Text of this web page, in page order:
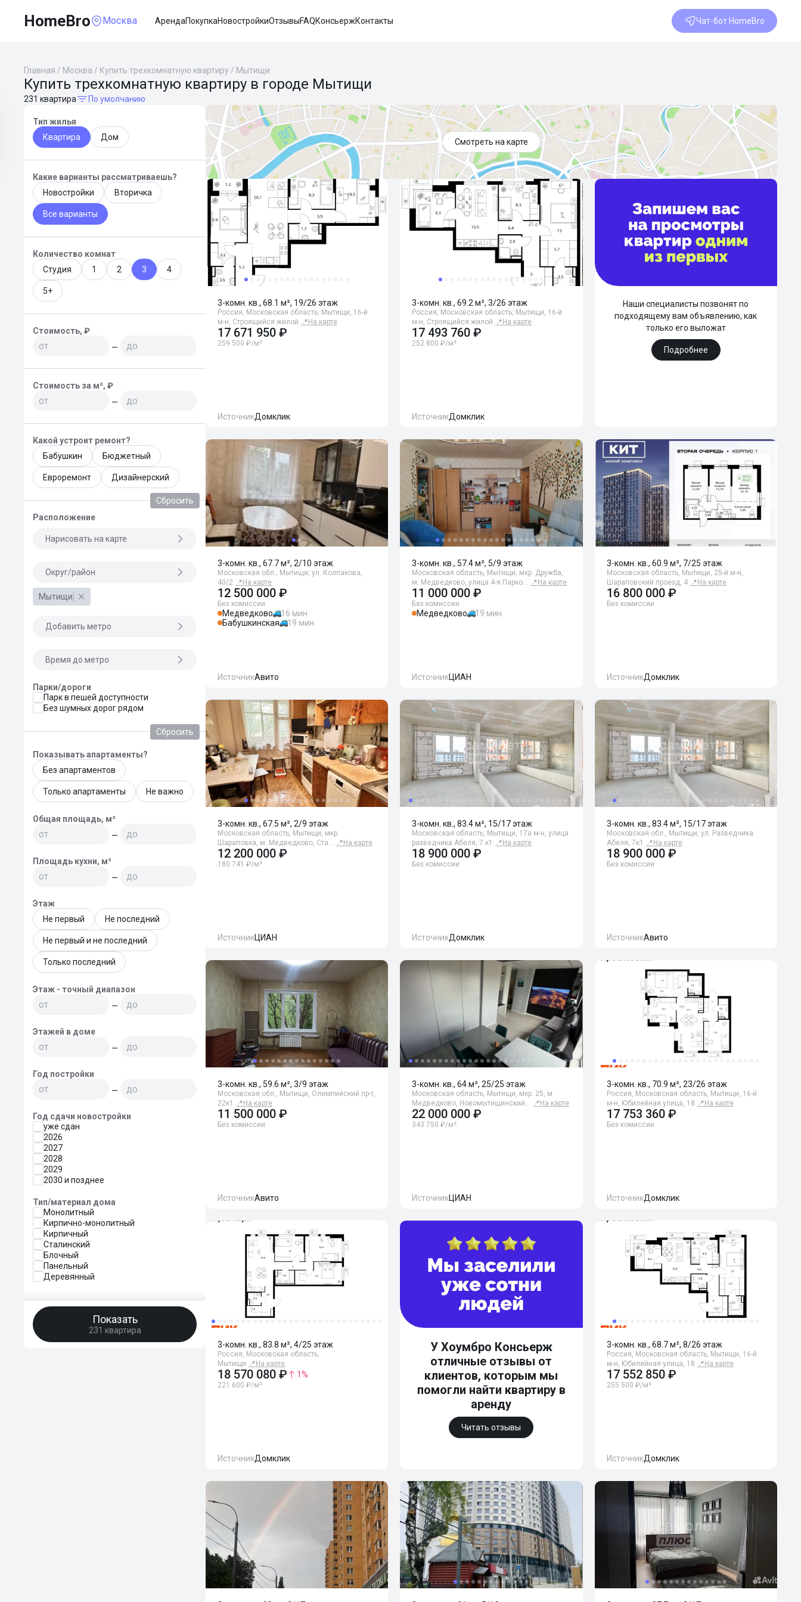
HomeBro Москва АрендаПокупкаНовостройкиОтзывыFAQКонсьержКонтакты Чат-бот HomeBro
Главная / Москва / Купить трехкомнатную квартиру / Мытищи
Купить трехкомнатную квартиру в городе Мытищи
231 квартира По умолчанию
Тип жилья
Квартира
Дом
Какие варианты рассматриваешь?
Новостройки
Вторичка
Все варианты
Количество комнат
Студия
1 2 3 4
5+
Стоимость, ₽
—
Стоимость за м², ₽
—
Какой устроит ремонт?
Бабушкин
Бюджетный
Евроремонт Дизайнерский
Сбросить
Расположение
Нарисовать на карте
Округ/район
Мытищи
Добавить метро
Время до метро
Парки/дороги
Парк в пешей доступности
Без шумных дорог рядом
Сбросить
Показывать апартаменты?
Без апартаментов
Только апартаменты Не важно
Общая площадь, м²
—
Площадь кухни, м²
—
Этаж
Не первый
Не последний
Не первый и не последний
Только последний
Этаж - точный диапазон
—
Этажей в доме
—
Год постройки
—
Год сдачи новостройки
уже сдан
2026
2027
2028
2029
2030 и позднее
Тип/материал дома
Монолитный
Кирпично-монолитный
Кирпичный
Сталинский
Блочный
Панельный
Деревянный
Показать
231 квартира
Смотреть на карте
3-комн. кв., 68.1 м², 19/26 этаж
Россия, Московская область, Мытищи, 16-й
м-н, Строящийся жилой 📍 На карте
17 671 950 ₽
259 500 ₽/м²
ИсточникДомклик
3-комн. кв., 69.2 м², 3/26 этаж
Россия, Московская область, Мытищи, 16-й
м-н, Строящийся жилой 📍 На карте
17 493 760 ₽
252 800 ₽/м²
ИсточникДомклик
Наши специалисты позвонят по
подходящему вам объявлению, как
только его выложат
Подробнее
3-комн. кв., 67.7 м², 2/10 этаж
Московская обл., Мытищи, ул. Колпакова,
40/2 📍 На карте
12 500 000 ₽
Без комиссии
Медведково
16 мин
Бабушкинская
19 мин
ИсточникАвито
3-комн. кв., 57.4 м², 5/9 этаж
Московская область, Мытищи, мкр. Дружба,
м. Медведково, улица 4-я Парко… 📍 На карте
11 000 000 ₽
Без комиссии
Медведково 19 мин
ИсточникЦИАН
3-комн. кв., 60.9 м², 7/25 этаж
Московская область, Мытищи, 25-й м-н,
Шараповский проезд, 4 📍 На карте
16 800 000 ₽
Без комиссии
ИсточникДомклик
3-комн. кв., 67.5 м², 2/9 этаж
Московская область, Мытищи, мкр.
Шараповка, м. Медведково, Ста… 📍 На карте
12 200 000 ₽
180 741 ₽/м²
ИсточникЦИАН
3-комн. кв., 83.4 м², 15/17 этаж
Московская область, Мытищи, 17а м-н, улица
разведчика Абеля, 7 к1
📍 На карте
18 900 000 ₽
Без комиссии
ИсточникДомклик
3-комн. кв., 83.4 м², 15/17 этаж
Московская обл., Мытищи, ул. Разведчика
Абеля, 7к1
📍 На карте
18 900 000 ₽
Без комиссии
ИсточникАвито
3-комн. кв., 59.6 м², 3/9 этаж
Московская обл., Мытищи, Олимпийский пр-т,
22к1
📍 На карте
11 500 000 ₽
Без комиссии
ИсточникАвито
3-комн. кв., 64 м², 25/25 этаж
Московская область, Мытищи, мкр. 25, м.
Медведково, Новомытищинский… 📍 На карте
22 000 000 ₽
343 750 ₽/м²
ИсточникЦИАН
3-комн. кв., 70.9 м², 23/26 этаж
Россия, Московская область, Мытищи, 16-й
м-н, Юбилейная улица, 18 📍 На карте
17 753 360 ₽
Без комиссии
ИсточникДомклик
3-комн. кв., 83.8 м², 4/25 этаж
Россия, Московская область,
Мытищи 📍 На карте
18 570 080 ₽ 1%
221 600 ₽/м²
ИсточникДомклик
У Хоумбро Консьерж
отличные отзывы от
клиентов, которым мы
помогли найти квартиру в
аренду
Читать отзывы
3-комн. кв., 68.7 м², 8/26 этаж
Россия, Московская область, Мытищи, 16-й
м-н, Юбилейная улица, 18 📍 На карте
17 552 850 ₽
255 500 ₽/м²
ИсточникДомклик